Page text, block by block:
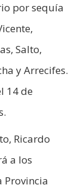
por sequía
Salto,
y Arrecifes.
14 de
Ricardo
a los